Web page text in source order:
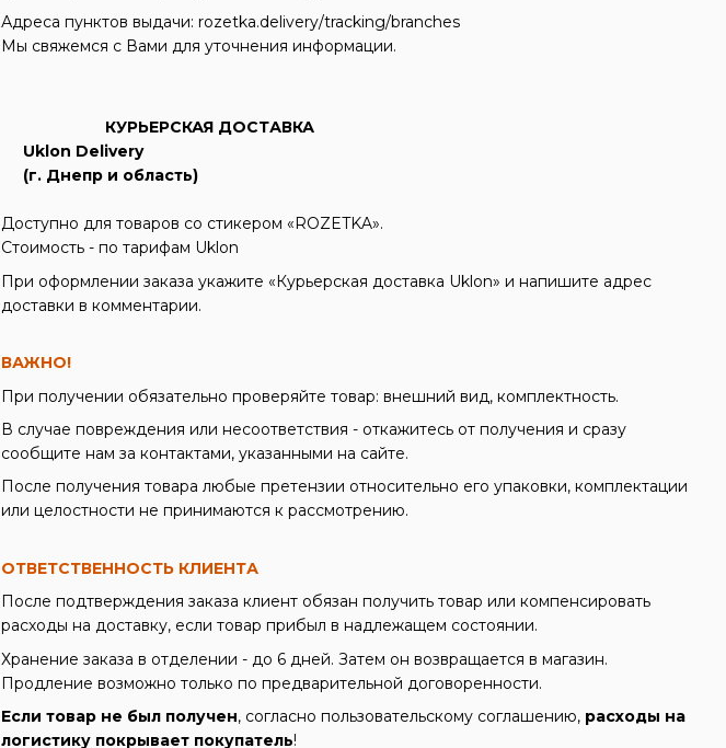
Адреса пунктов выдачи: rozetka.delivery/tracking/branches
Мы свяжемся с Вами для уточнения информации.
КУРЬЕРСКАЯ ДОСТАВКА
Uklon Delivery
(г. Днепр и область)
Доступно для товаров со стикером «ROZETKA».
Стоимость - по тарифам Uklon
При оформлении заказа укажите «Курьерская доставка Uklon» и напишите адрес
доставки в комментарии.
ВАЖНО!
При получении обязательно проверяйте товар: внешний вид, комплектность.
В случае повреждения или несоответствия - откажитесь от получения и сразу
сообщите нам за контактами, указанными на сайте.
После получения товара любые претензии относительно его упаковки, комплектации
или целостности не принимаются к рассмотрению.
ОТВЕТСТВЕННОСТЬ КЛИЕНТА
После подтверждения заказа клиент обязан получить товар или компенсировать
расходы на доставку, если товар прибыл в надлежащем состоянии.
Хранение заказа в отделении - до 6 дней. Затем он возвращается в магазин.
Продление возможно только по предварительной договоренности.
Если товар не был получен, согласно пользовательскому соглашению, расходы на
логистику покрывает покупатель!